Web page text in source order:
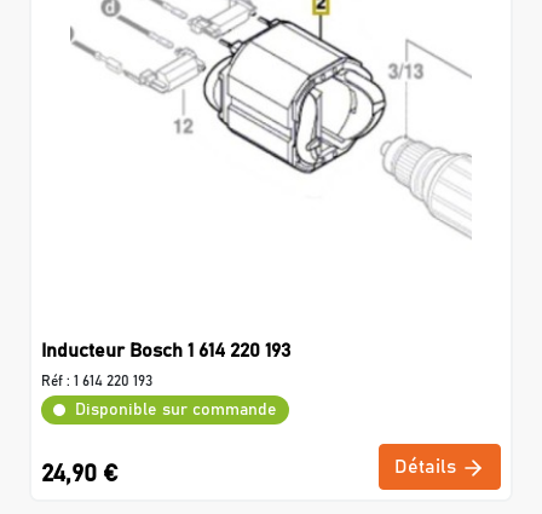
Inducteur Bosch 1 614 220 193
Réf : 1 614 220 193
Disponible sur commande
24,90 € Détails